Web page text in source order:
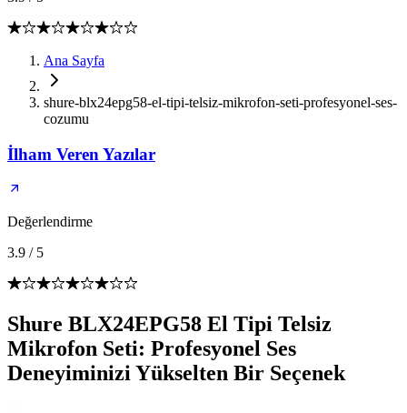
Ana Sayfa
shure-blx24epg58-el-tipi-telsiz-mikrofon-seti-profesyonel-ses-
cozumu
İlham Veren Yazılar
Değerlendirme
3.9 / 5
Shure BLX24EPG58 El Tipi Telsiz
Mikrofon Seti: Profesyonel Ses
Deneyiminizi Yükselten Bir Seçenek